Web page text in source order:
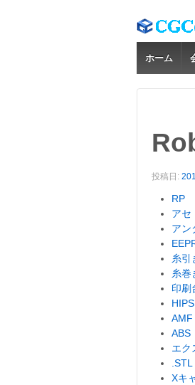
ホーム
投稿日:
RP
アセ
アン
糸引
糸巻
印刷
HIPS
AMF
ABS
エク
.STL
Xキ